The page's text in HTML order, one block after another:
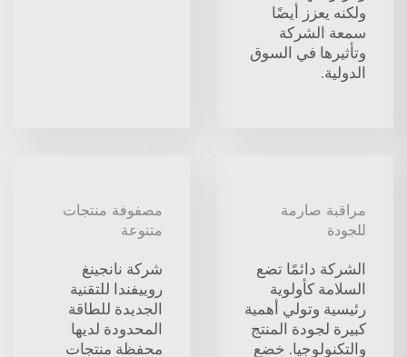
ولكنه يعزز أيضًا
سمعة الشركة
وتأثيرها في السوق
الدولية.
مراقبة صارمة
للجودة
الشركة دائمًا تضع
السلامة كأولوية
رئيسية وتولي أهمية
كبيرة لجودة المنتج
والتكنولوجيا. خضع
مصفوفة منتجات
متنوعة
شركة نانجينغ
روييفندا للتقنية
الجديدة للطاقة
المحدودة لديها
محفظة منتجات